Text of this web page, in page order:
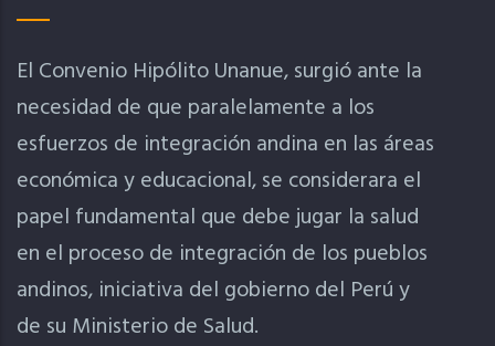
El Convenio Hipólito Unanue, surgió ante la
necesidad de que paralelamente a los
esfuerzos de integración andina en las áreas
económica y educacional, se considerara el
papel fundamental que debe jugar la salud
en el proceso de integración de los pueblos
andinos, iniciativa del gobierno del Perú y
de su Ministerio de Salud.